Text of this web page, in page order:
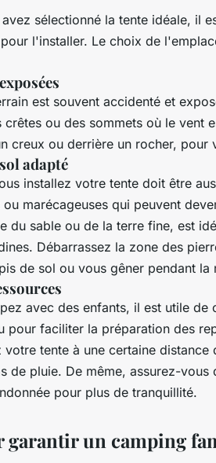
sélectionné la tente idéale, il
l'installer. Le choix de
est souvent accidenté et
crêtes ou des sommets où le vent
creux ou derrière un rocher, pour
adapté
installez votre tente doit être
ou marécageuses qui peuvent
du sable ou de la terre fine, est
Débarrassez la zone des
de sol ou vous gêner pendant la
avec des enfants, il est utile de
pour faciliter la préparation des
votre tente à une certaine
de pluie. De même, assurez-vous
pour plus de tranquillité.
garantir un camping